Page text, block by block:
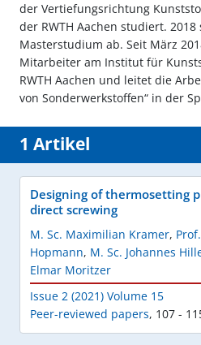
der Vertiefungsrichtung
der RWTH Aachen studiert. 2018
Masterstudium ab. Seit März
Mitarbeiter am Institut für
RWTH Aachen und leitet die
von Sonderwerkstoffen“ in der
1 Artikel
Designing of thermosetting
direct screwing
M. Sc. Maximilian Kramer,
Hopmann, M. Sc. Johannes
Elmar Moritzer
Issue 2 (2021) Volume 15
Peer-reviewed papers, 107 -